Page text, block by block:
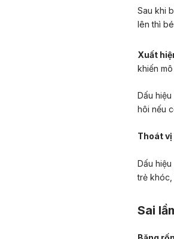
Sau khi
lên thì
Xuất
khiến
Dấu
hôi nếu
Thoát vị
Dấu
trẻ khóc,
Sai